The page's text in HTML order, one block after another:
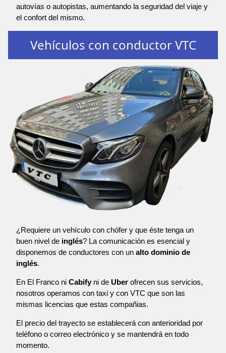
autovías o autopistas, aumentando la seguridad del viaje y
el confort del mismo.
Vehículos con conductor VTC
¿Requiere un vehículo con chófer y que éste tenga un
buen nivel de inglés? La comunicación es esencial y
disponemos de conductores con un alto dominio de
inglés.
En El Franco ni Cabify ni de Uber ofrecen sus servicios,
nosotros operamos con taxi y con VTC que son las
mismas licencias que estas compañias.
El precio del trayecto se establecerá con anterioridad por
teléfono o correo electrónico y se mantendrá en todo
momento.